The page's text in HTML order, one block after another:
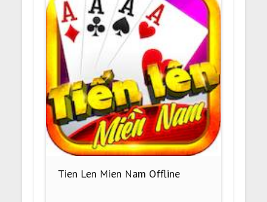
Tien Len Mien Nam Offline